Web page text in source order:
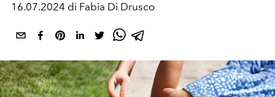
16.07.2024 di Fabia Di Drusco